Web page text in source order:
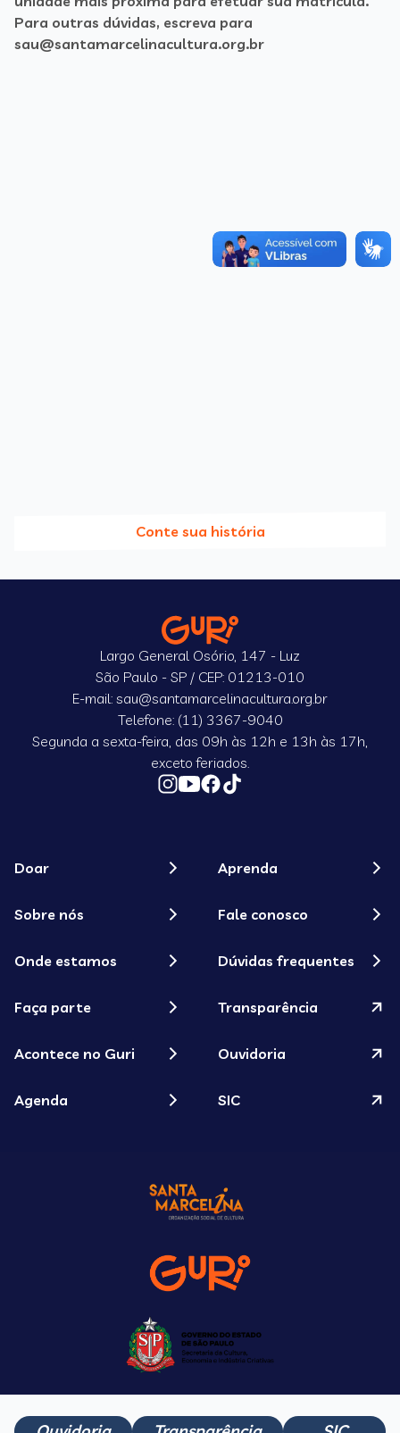
Para outras dúvidas, escreva para
sau@santamarcelinacultura.org.br
Conte sua história
Largo General Osório, 147 - Luz
São Paulo - SP / CEP: 01213-010
E-mail: sau@santamarcelinacultura.org.br
Telefone: (11) 3367-9040
Segunda a sexta-feira, das 09h às 12h e 13h às 17h,
exceto feriados.
Doar
Sobre nós
Onde estamos
Faça parte
Acontece no Guri
Agenda
Aprenda
Fale conosco
Dúvidas frequentes
Transparência
Ouvidoria
SIC